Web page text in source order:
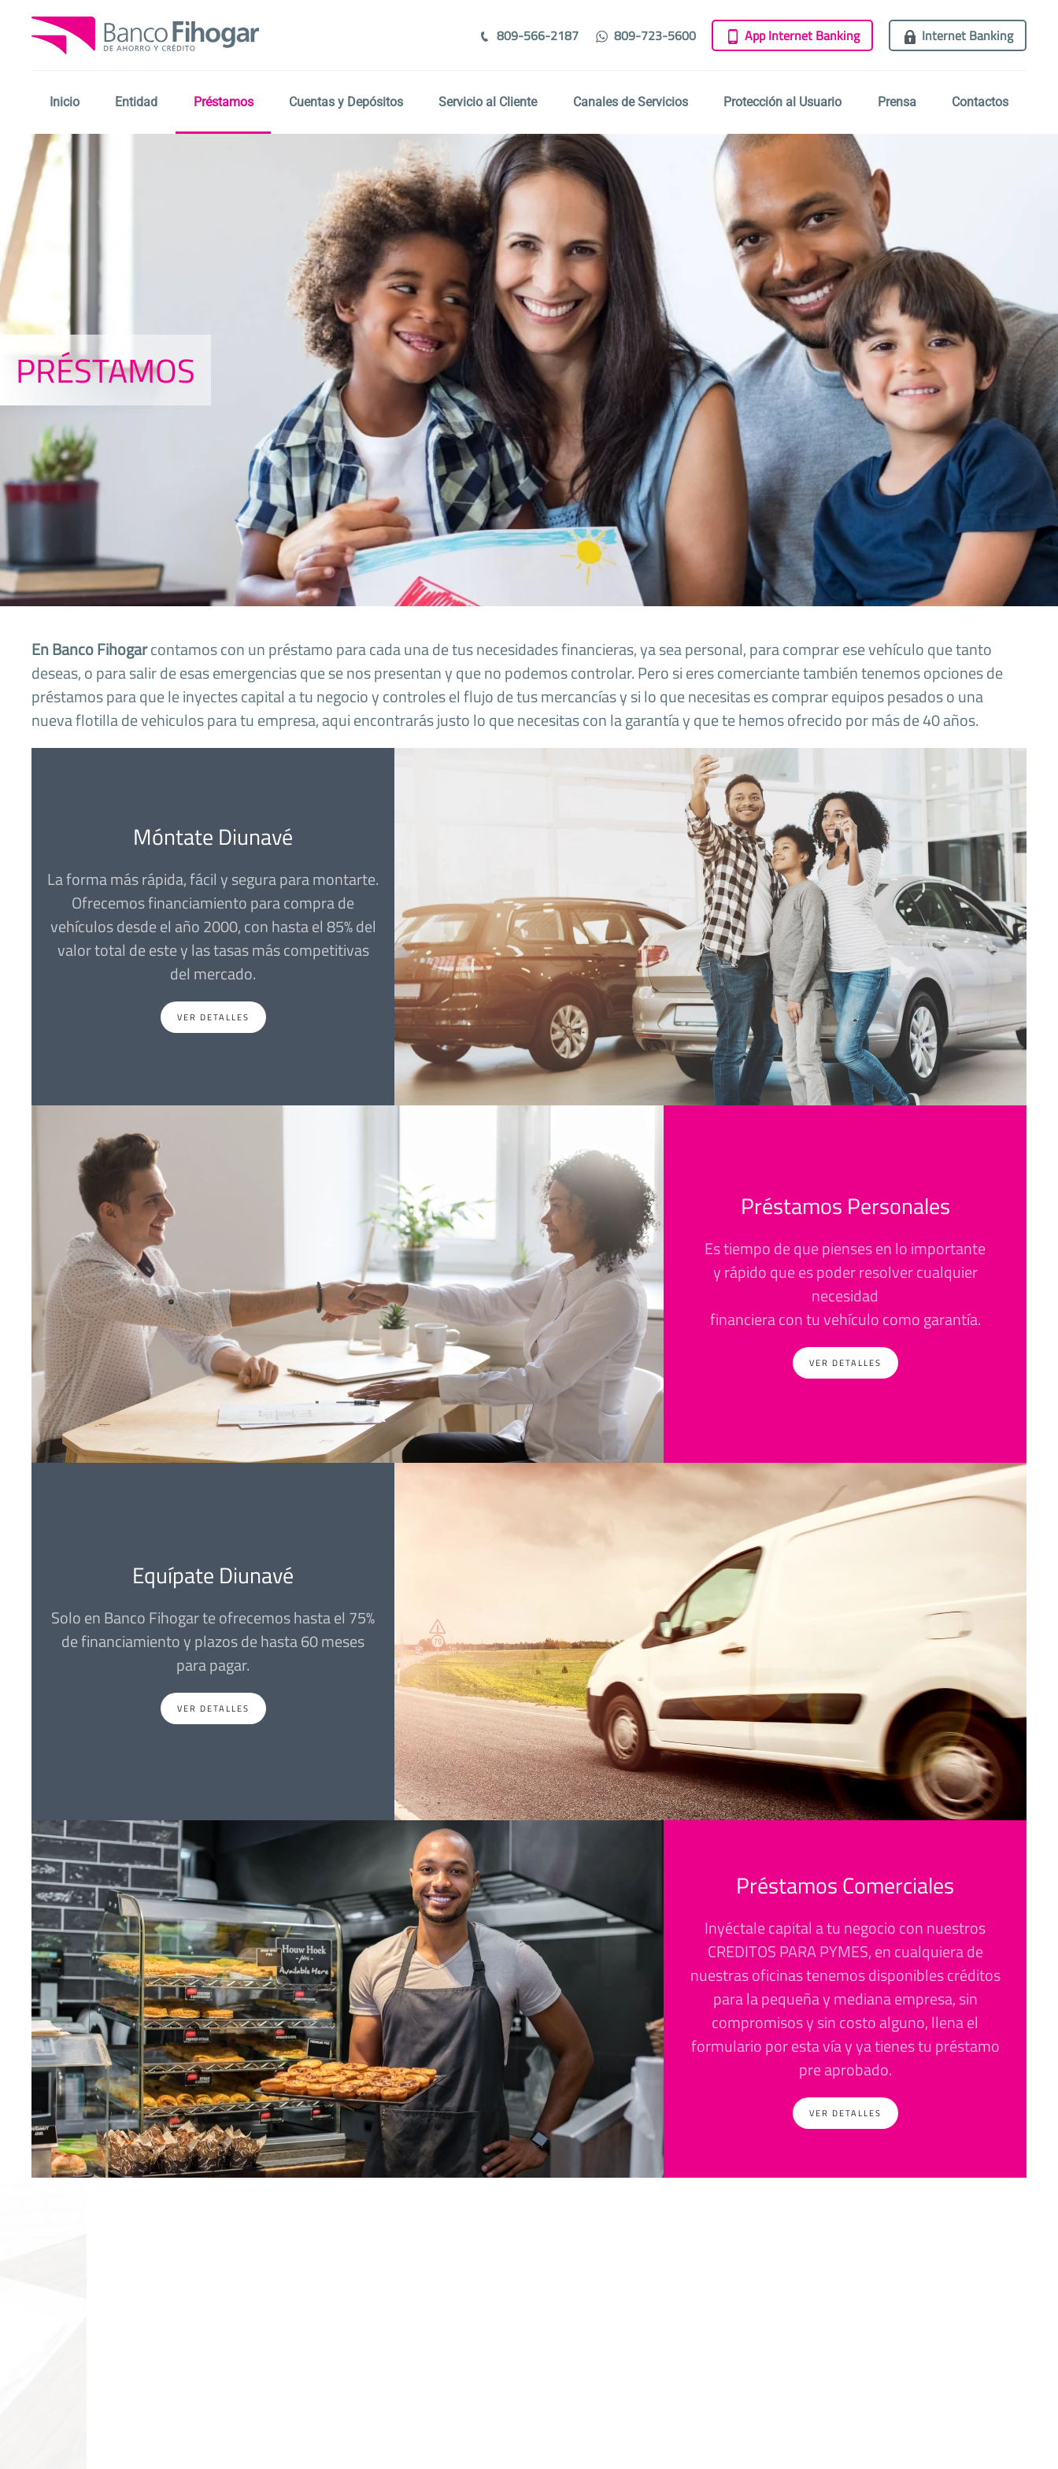
Skip
content
809-566-2187 809-723-5600 App Internet Banking Internet Banking
Inicio Entidad Préstamos Cuentas y Depósitos Servicio al Cliente Canales de Servicios Protección al Usuario Prensa Contactos
PRÉSTAMOS
En Banco Fihogarcontamos con un préstamo para cada una de tus necesidades financieras, ya sea personal, para comprar ese vehículo que tanto
deseas, o para salir de esas emergencias que se nos presentan y que no podemos controlar. Pero si eres comerciante también tenemos opciones de
préstamos para que le inyectes capital a tu negocio y controles el flujo de tus mercancías y si lo que necesitas es comprar equipos pesados o una
nueva flotilla de vehiculos para tu empresa, aqui encontrarás justo lo que necesitas con la garantía y que te hemos ofrecido por más de 40 años.
Móntate Diunavé
La forma más rápida, fácil y segura para montarte.
Ofrecemos financiamiento para compra de
vehículos desde el año 2000, con hasta el 85% del
valor total de este y las tasas más competitivas
del mercado.
VER DETALLES
Préstamos Personales
Es tiempo de que pienses en lo importante
y rápido que es poder resolver cualquier
necesidad
financiera con tu vehículo como garantía.
VER DETALLES
Equípate Diunavé
Solo en Banco Fihogar te ofrecemos hasta el 75%
de financiamiento y plazos de hasta 60 meses
para pagar.
VER DETALLES
Préstamos Comerciales
Inyéctale capital a tu negocio con nuestros
CREDITOS PARA PYMES, en cualquiera de
nuestras oficinas tenemos disponibles créditos
para la pequeña y mediana empresa,sin
compromisos y sin costo alguno, llena el
formulario por esta vía y ya tienes tu préstamo
pre aprobado.
VER DETALLES